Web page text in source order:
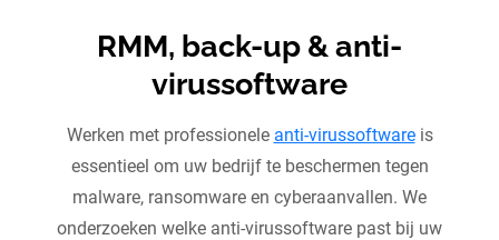
RMM, back-up & anti-
virussoftware
Werken met professionele anti-virussoftwareis
essentieel om uw bedrijf te beschermen tegen
malware, ransomware en cyberaanvallen. We
onderzoeken welke anti-virussoftware past bij uw